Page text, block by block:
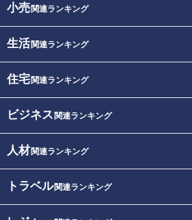
小売関連ランキング
生活関連ランキング
住宅関連ランキング
ビジネス 関連ランキング
人材関連ランキング
トラベル関連ランキング